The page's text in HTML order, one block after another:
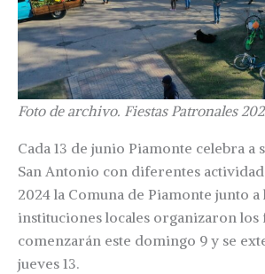
Foto de archivo. Fiestas Patronales
Cada 13 de junio Piamonte celebra a
San Antonio con diferentes
2024 la Comuna de Piamonte junto
instituciones locales organizaron los
comenzarán este domingo 9 y se
jueves 13.